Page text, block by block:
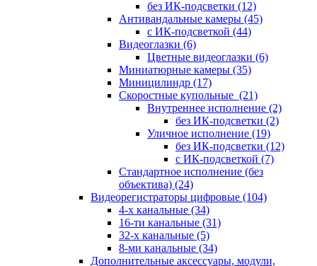
без ИК-подсветки (12)
Антивандальные камеры (45)
с ИК-подсветкой (44)
Видеоглазки (6)
Цветные видеоглазки (6)
Миниатюрные камеры (35)
Миницилиндр (17)
Скоростные купольные (21)
Внутреннее исполнение (2)
без ИК-подсветки (2)
Уличное исполнение (19)
без ИК-подсветки (12)
с ИК-подсветкой (7)
Стандартное исполнение (без
объектива) (24)
Видеорегистраторы цифровые (104)
4-х канальные (34)
16-ти канальные (31)
32-х канальные (5)
8-ми канальные (34)
Дополнительные аксессуары, модули,